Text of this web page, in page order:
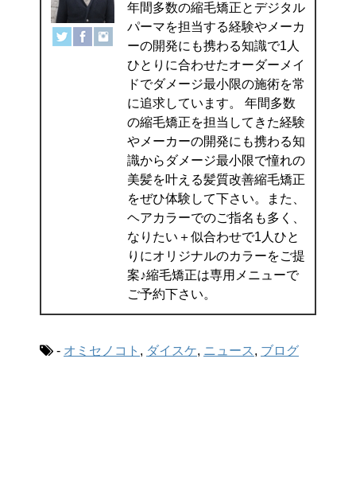
年間多数の縮毛矯正とデジタル
パーマを担当する経験やメーカ
ーの開発にも携わる知識で1人
ひとりに合わせたオーダーメイ
ドでダメージ最小限の施術を常
に追求しています。 年間多数
の縮毛矯正を担当してきた経験
やメーカーの開発にも携わる知
識からダメージ最小限で憧れの
美髪を叶える髪質改善縮毛矯正
をぜひ体験して下さい。また、
ヘアカラーでのご指名も多く、
なりたい＋似合わせで1人ひと
りにオリジナルのカラーをご提
案♪縮毛矯正は専用メニューで
ご予約下さい。
- オミセノコト , ダイスケ, ニュース , ブログ